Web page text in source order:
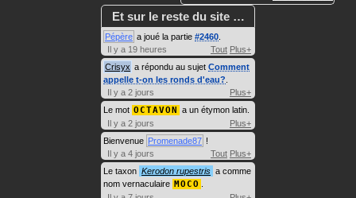
Et sur le reste du site …
Pépère a joué la partie #2460
Il y a 19 heures
Tout Plus+
Crisyx a répondu au sujet Comment
appelle t-on les ronds d'eau?
Il y a 2 jours
Plus+
Le mot OCTAVON a un étymon latin.
Il y a 2 jours
Plus+
Bienvenue Promenade87 !
Il y a 4 jours
Tout Plus+
Le taxon Kerodon rupestris a comme
nom vernaculaire MOCO